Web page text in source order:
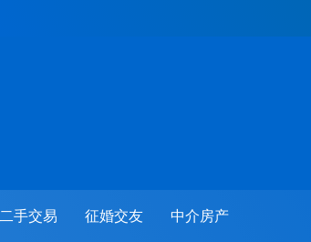
二手交易 征婚交友 中介房产